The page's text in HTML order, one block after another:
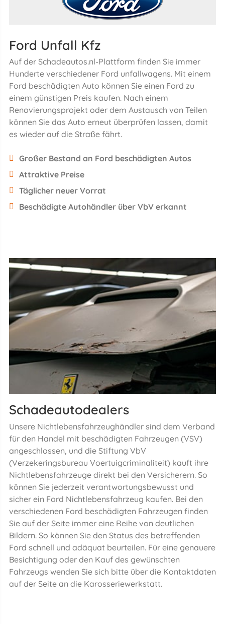
Ford Unfall Kfz
Auf der Schadeautos.nl-Plattform finden Sie immer
Hunderte verschiedener Ford unfallwagens. Mit einem
Ford beschädigten Auto können Sie einen Ford zu
einem günstigen Preis kaufen. Nach einem
Renovierungsprojekt oder dem Austausch von Teilen
können Sie das Auto erneut überprüfen lassen, damit
es wieder auf die Straße fährt.
Großer Bestand an Ford beschädigten Autos
Attraktive Preise
Täglicher neuer Vorrat
Beschädigte Autohändler über VbV erkannt
Schadeautodealers
Unsere Nichtlebensfahrzeughändler sind dem Verband
für den Handel mit beschädigten Fahrzeugen (VSV)
angeschlossen, und die Stiftung VbV
(Verzekeringsbureau Voertuigcriminaliteit) kauft ihre
Nichtlebensfahrzeuge direkt bei den Versicherern. So
können Sie jederzeit verantwortungsbewusst und
sicher ein Ford Nichtlebensfahrzeug kaufen. Bei den
verschiedenen Ford beschädigten Fahrzeugen finden
Sie auf der Seite immer eine Reihe von deutlichen
Bildern. So können Sie den Status des betreffenden
Ford schnell und adäquat beurteilen. Für eine genauere
Besichtigung oder den Kauf des gewünschten
Fahrzeugs wenden Sie sich bitte über die Kontaktdaten
auf der Seite an die Karosseriewerkstatt.